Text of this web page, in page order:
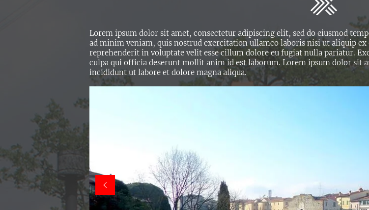
Lorem ipsum dolor sit amet, consectetur adipiscing elit, sed do eiusmod
ad minim veniam, quis nostrud exercitation ullamco laboris nisi ut aliquip ex
reprehenderit in voluptate velit esse cillum dolore eu fugiat nulla pariatur.
culpa qui officia deserunt mollit anim id est laborum. Lorem ipsum dolor sit
incididunt ut labore et dolore magna aliqua.